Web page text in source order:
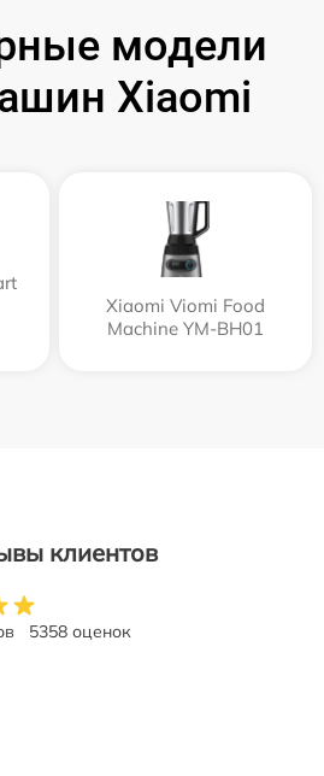
модели
Xiaomi
Xiaomi Viomi Food
Machine YM-BH01
клиентов
5358 оценок